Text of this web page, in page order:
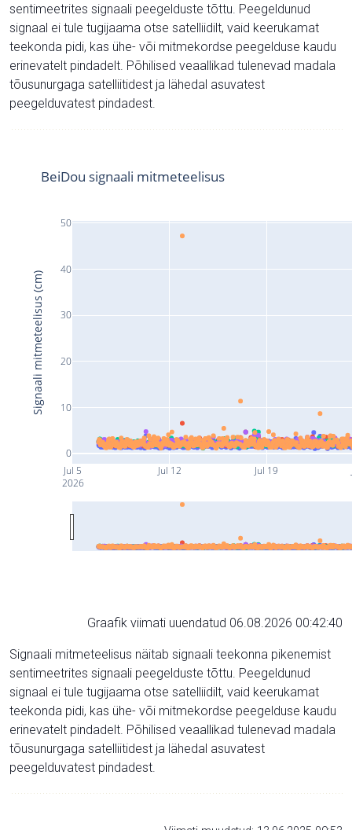
sentimeetrites signaali peegelduste tõttu. Peegeldunud
signaal ei tule tugijaama otse satelliidilt, vaid keerukamat
teekonda pidi, kas ühe- või mitmekordse peegelduse kaudu
erinevatelt pindadelt. Põhilised veaallikad tulenevad madala
tõusunurgaga satelliitidest ja lähedal asuvatest
peegelduvatest pindadest.
Jul 5
2026
Jul 12 Jul 19
0
10
20
30
40
50
BeiDou signaali mitmeteelisus
Signaali mitmeteelisus (cm)
Graafik viimati uuendatud 06.08.2026 00:42:40
Signaali mitmeteelisus näitab signaali teekonna pikenemist
sentimeetrites signaali peegelduste tõttu. Peegeldunud
signaal ei tule tugijaama otse satelliidilt, vaid keerukamat
teekonda pidi, kas ühe- või mitmekordse peegelduse kaudu
erinevatelt pindadelt. Põhilised veaallikad tulenevad madala
tõusunurgaga satelliitidest ja lähedal asuvatest
peegelduvatest pindadest.